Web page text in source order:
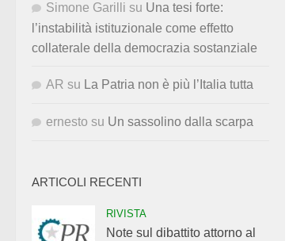
Simone Garilli su Una tesi forte:
l’instabilità istituzionale come effetto
collaterale della democrazia sostanziale
AR su La Patria non è più l’Italia tutta
ernesto su Un sassolino dalla scarpa
ARTICOLI RECENTI
RIVISTA
Note sul dibattito attorno al